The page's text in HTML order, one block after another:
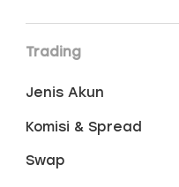
Trading
Jenis Akun
Komisi & Spread
Swap